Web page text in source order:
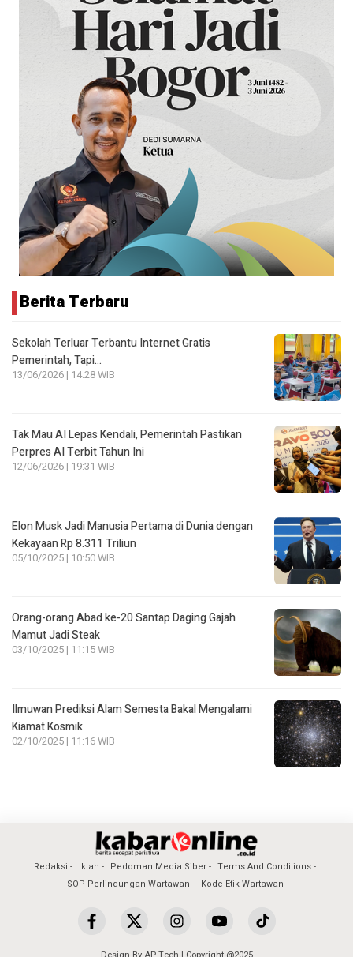
Berita Terbaru
Sekolah Terluar Terbantu Internet Gratis
Pemerintah, Tapi…
13/06/2026 | 14:28 WIB
Tak Mau AI Lepas Kendali, Pemerintah Pastikan
Perpres AI Terbit Tahun Ini
12/06/2026 | 19:31 WIB
Elon Musk Jadi Manusia Pertama di Dunia dengan
Kekayaan Rp 8.311 Triliun
05/10/2025 | 10:50 WIB
Orang-orang Abad ke-20 Santap Daging Gajah
Mamut Jadi Steak
03/10/2025 | 11:15 WIB
Ilmuwan Prediksi Alam Semesta Bakal Mengalami
Kiamat Kosmik
02/10/2025 | 11:16 WIB
Redaksi Iklan Pedoman Media Siber
Terms And Conditions
SOP Perlindungan Wartawan
Kode Etik Wartawan